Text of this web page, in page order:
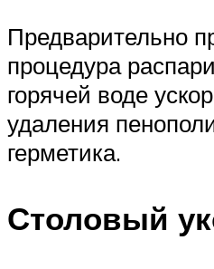
Предварительно
процедура
горячей воде
удаления
герметика.
Столовый